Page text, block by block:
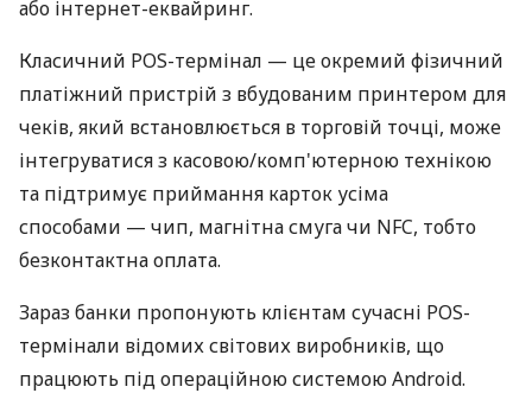
або інтернет-еквайринг.
Класичний POS-термінал — це окремий фізичний
платіжний пристрій з вбудованим принтером для
чеків, який встановлюється в торговій точці, може
інтегруватися з касовою/комп'ютерною технікою
та підтримує приймання карток усіма
способами — чип, магнітна смуга чи NFC, тобто
безконтактна оплата.
Зараз банки пропонують клієнтам сучасні POS-
термінали відомих світових виробників, що
працюють під операційною системою Android.